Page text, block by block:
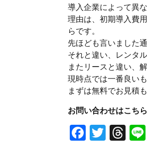
導入企業によって異
理由は、初期導入費
らです。
先ほども言いました
それと違い、レンタ
またリースと違い、
現時点では一番良い
まずは無料でお見積
お問い合わせはこちら